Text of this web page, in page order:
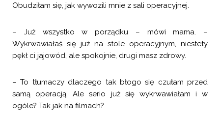
Obudziłam się, jak wywozili mnie z sali operacyjnej.
– Już wszystko w porządku – mówi mama. –
Wykrwawiałaś się już na stole operacyjnym, niestety
pękł ci jajowód, ale spokojnie, drugi masz zdrowy.
– To tłumaczy dlaczego tak błogo się czułam przed
samą operacją. Ale serio już się wykrwawiałam i w
ogóle? Tak jak na filmach?